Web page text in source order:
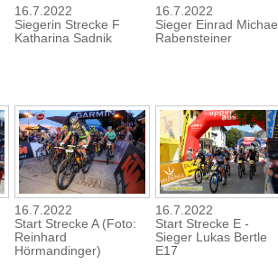
16.7.2022
Siegerin Strecke F
Katharina Sadnik
16.7.2022
Sieger Einrad Michael
Rabensteiner
16.7.2022
Start Strecke A (Foto:
Reinhard
Hörmandinger)
16.7.2022
Start Strecke E -
Sieger Lukas Bertle
E17